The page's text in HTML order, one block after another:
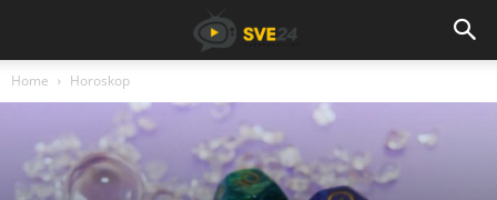
Home Horoskop